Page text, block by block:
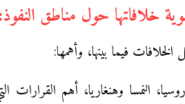
فيما بينها، وأهمها:
النمسا وهنغاريا، أهم القرارات